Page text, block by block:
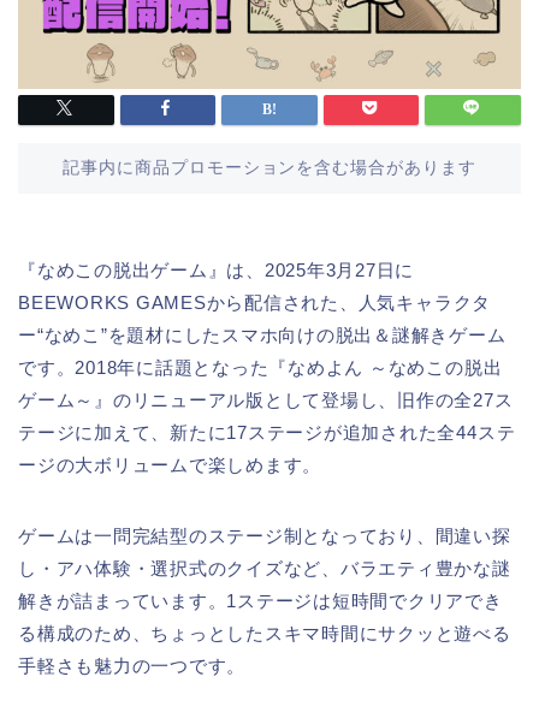
記事内に商品プロモーションを含む場合があります
『なめこの脱出ゲーム』は、2025年3月27日に
BEEWORKS GAMESから配信された、人気キャラクタ
ー“なめこ”を題材にしたスマホ向けの脱出＆謎解きゲーム
です。2018年に話題となった『なめよん ～なめこの脱出
ゲーム～』のリニューアル版として登場し、旧作の全27ス
テージに加えて、新たに17ステージが追加された全44ステ
ージの大ボリュームで楽しめます。
ゲームは一問完結型のステージ制となっており、間違い探
し・アハ体験・選択式のクイズなど、バラエティ豊かな謎
解きが詰まっています。1ステージは短時間でクリアでき
る構成のため、ちょっとしたスキマ時間にサクッと遊べる
手軽さも魅力の一つです。